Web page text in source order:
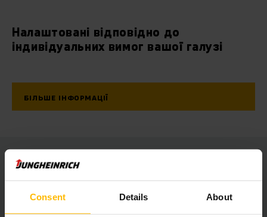
Consent Details About
Налаштовані відповідно до
індивідуальних вимог вашої галузі
БІЛЬШЕ ІНФОРМАЦІЇ
Часті запитання від клієнтів
Що таке мінівантажний шатл?